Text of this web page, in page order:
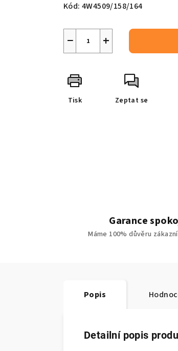
Kód: 4W4509/158/164
+
−
Tisk Zeptat se
Garance
Máme 100% důvěru
Popis
Detailní popis